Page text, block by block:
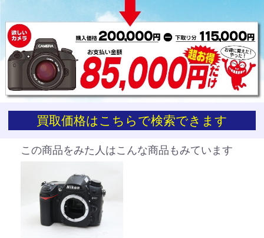
お買い物を続ける カートへ進む
買取価格はこちらで検索できます
この商品をみた人はこんな商品もみています